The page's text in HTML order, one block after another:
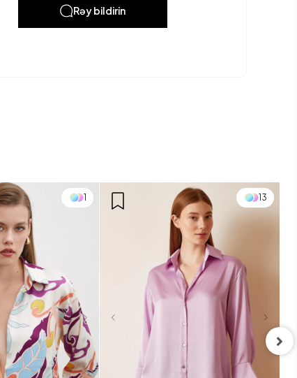
Rəy bildirin
1 13